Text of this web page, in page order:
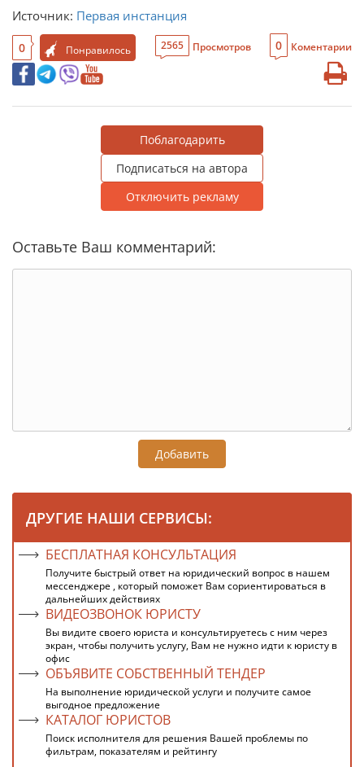
Источник: Первая инстанция
0 Понравилось 2565 Просмотров 0 Коментарии
Поблагодарить
Подписаться на автора
Отключить рекламу
Оставьте Ваш комментарий:
Добавить
ДРУГИЕ НАШИ СЕРВИСЫ:
БЕСПЛАТНАЯ КОНСУЛЬТАЦИЯ
Получите быстрый ответ на юридический вопрос в нашем
мессенджере , который поможет Вам сориентироваться в
дальнейших действиях
ВИДЕОЗВОНОК ЮРИСТУ
Вы видите своего юриста и консультируетесь с ним через
экран, чтобы получить услугу, Вам не нужно идти к юристу в
офис
ОБЪЯВИТЕ СОБСТВЕННЫЙ ТЕНДЕР
На выполнение юридической услуги и получите самое
выгодное предложение
КАТАЛОГ ЮРИСТОВ
Поиск исполнителя для решения Вашей проблемы по
фильтрам, показателям и рейтингу